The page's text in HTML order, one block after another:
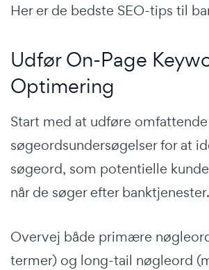
Her er de bedste SEO-tips til
Udfør On-Page
Optimering
Start med at udføre omfattende
søgeordsundersøgelser for at
søgeord, som potentielle
når de søger efter banktjenester.
Overvej både primære
termer) og long-tail nøgleord